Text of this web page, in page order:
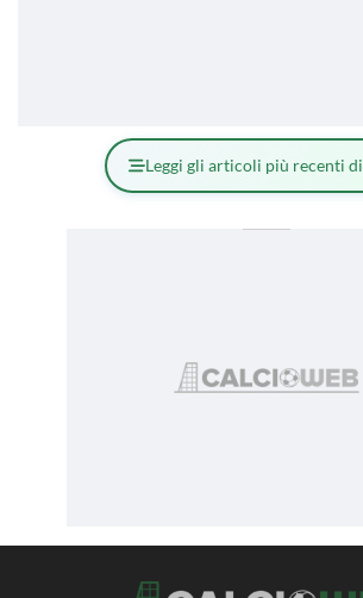
Leggi gli articoli più recenti di